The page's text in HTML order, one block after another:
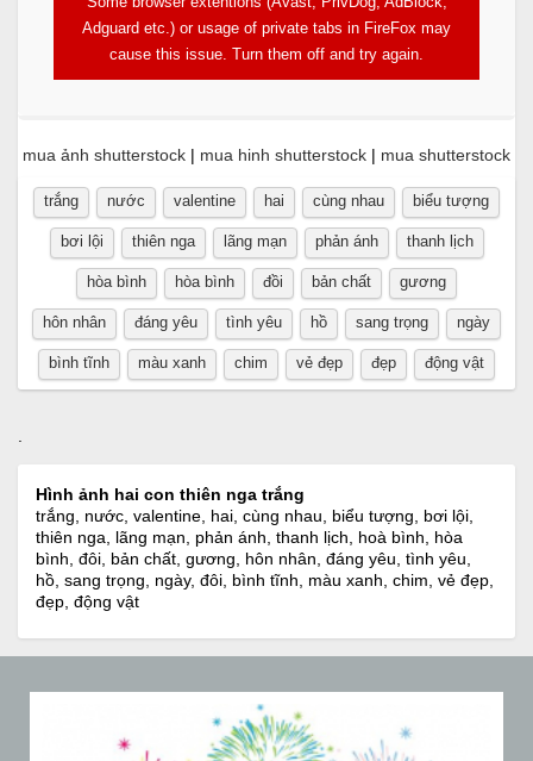
Adguard etc.) or usage of private tabs in FireFox may
cause this issue. Turn them off and try again.
mua ảnh shutterstock | mua hinh shutterstock | mua shutterstock
trắng nước valentine hai cùng nhau biểu tượng
bơi lội thiên nga lãng mạn phản ánh thanh lịch
hòa bình hòa bình đồi bản chất gương
hôn nhân đáng yêu tình yêu hồ sang trọng ngày
bình tĩnh màu xanh chim vẻ đẹp đẹp động vật
Hình ảnh hai con thiên nga trắng
trắng, nước, valentine, hai, cùng nhau, biểu tượng, bơi lội,
thiên nga, lãng mạn, phản ánh, thanh lịch, hoà bình, hòa
bình, đôi, bản chất, gương, hôn nhân, đáng yêu, tình yêu,
hồ, sang trọng, ngày, đôi, bình tĩnh, màu xanh, chim, vẻ đẹp,
đẹp, động vật